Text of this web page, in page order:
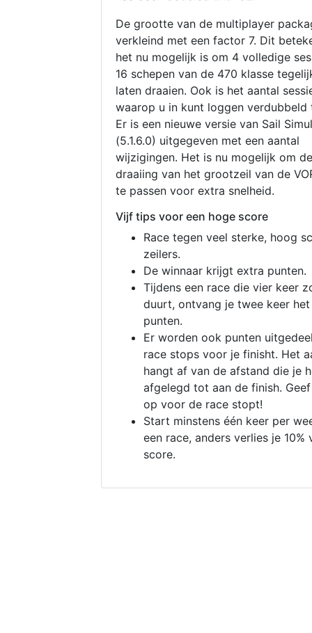
De grootte van de multiplayer
verkleind met een factor 7. Dit
het nu mogelijk is om 4 volledige
16 schepen van de 470 klasse
laten draaien. Ook is het aantal
waarop u in kunt loggen verdubbeld
Er is een nieuwe versie van Sail
(5.1.6.0) uitgegeven met een aantal
wijzigingen. Het is nu mogelijk om de
draaiing van het grootzeil van de
te passen voor extra snelheid.
Vijf tips voor een hoge score
Race tegen veel sterke, hoog
zeilers.
De winnaar krijgt extra punten.
Tijdens een race die vier keer
duurt, ontvang je twee keer
punten.
Er worden ook punten
race stops voor je finisht. Het
hangt af van de afstand die je
afgelegd tot aan de finish.
op voor de race stopt!
Start minstens één keer per
een race, anders verlies je 10%
score.